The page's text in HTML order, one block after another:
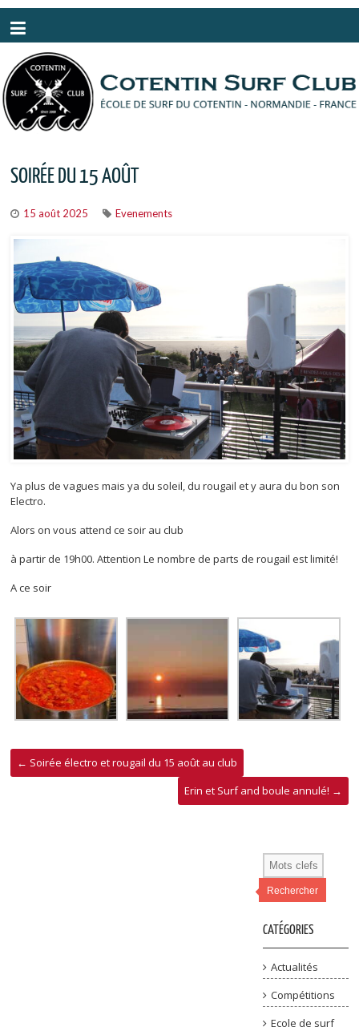
SOIRÉE DU 15 AOÛT
15 août 2025 Evenements
Ya plus de vagues mais ya du soleil, du rougail et y aura du bon son
Electro.
Alors on vous attend ce soir au club
à partir de 19h00. Attention Le nombre de parts de rougail est limité!
A ce soir
← Soirée électro et rougail du 15 août au club
Erin et Surf and boule annulé! →
Rechercher
CATÉGORIES
Actualités
Compétitions
Ecole de surf
Panneau de gestion des cookies